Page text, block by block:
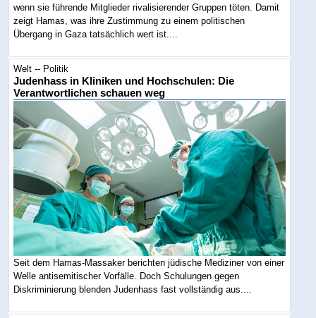
wenn sie führende Mitglieder rivalisierender Gruppen töten. Damit
zeigt Hamas, was ihre Zustimmung zu einem politischen
Übergang in Gaza tatsächlich wert ist....
Welt -- Politik
Judenhass in Kliniken und Hochschulen: Die
Verantwortlichen schauen weg
Seit dem Hamas-Massaker berichten jüdische Mediziner von einer
Welle antisemitischer Vorfälle. Doch Schulungen gegen
Diskriminierung blenden Judenhass fast vollständig aus....